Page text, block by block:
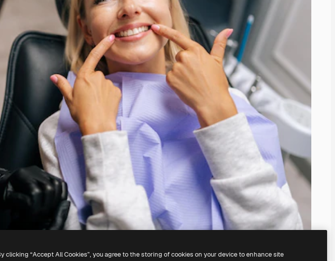
clicking “Accept All Cookies”, you agree to the storing of cookies on your device to enhance site